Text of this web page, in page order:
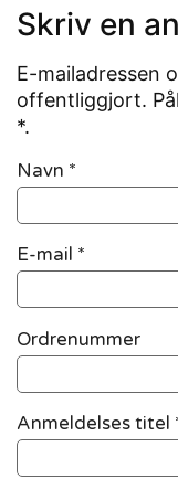
Skriv en
E-mailadressen
offentliggjort.
*.
Navn *
E-mail *
Ordrenummer
Anmeldelses titel